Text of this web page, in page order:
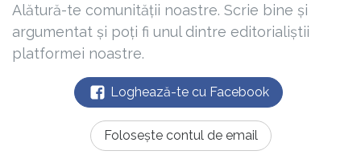
Alătură-te comunității noastre. Scrie bine și
argumentat și poți fi unul dintre editorialiștii
platformei noastre.
Loghează-te cu Facebook
Folosește contul de email